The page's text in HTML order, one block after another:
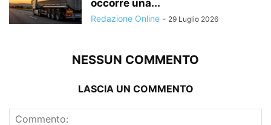
occorre una...
Redazione Online - 29 Luglio 2026
NESSUN COMMENTO
LASCIA UN COMMENTO